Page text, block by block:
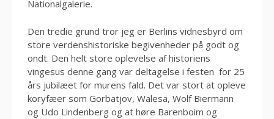
Nationalgalerie.
Den tredie grund tror jeg er Berlins vidnesbyrd om
store verdenshistoriske begivenheder på godt og
ondt. Den helt store oplevelse af historiens
vingesus denne gang var deltagelse i festen for 25
års jubilæet for murens fald. Det var stort at opleve
koryfæer som Gorbatjov, Walesa, Wolf Biermann
og Udo Lindenberg og at høre Barenboim og